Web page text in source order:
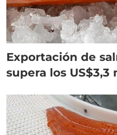
Exportación de
supera los